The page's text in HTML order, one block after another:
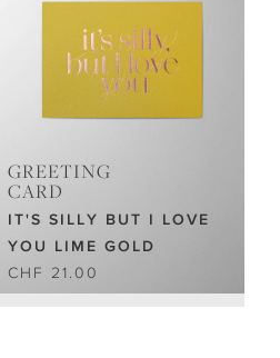
GREETING
CARD
IT'S SILLY BUT I LOVE
YOU LIME GOLD
CHF 21.00